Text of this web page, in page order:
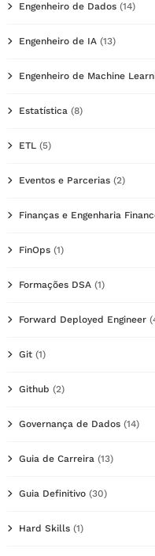
Engenheiro de Dados (14)
Engenheiro de IA (13)
Engenheiro de Machine
Estatística (8)
ETL (5)
Eventos e Parcerias (2)
Finanças e Engenharia
FinOps (1)
Formações DSA (1)
Forward Deployed Engineer
Git (1)
Github (2)
Governança de Dados (14)
Guia de Carreira (13)
Guia Definitivo (30)
Hard Skills (1)